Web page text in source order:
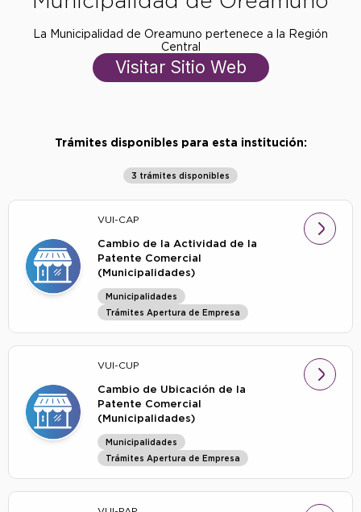
La Municipalidad de Oreamuno pertenece a la Región
Central
Visitar Sitio Web
Trámites disponibles para esta institución:
3 trámites disponibles
VUI-CAP
Cambio de la Actividad de la
Patente Comercial
(Municipalidades)
Municipalidades
Trámites Apertura de Empresa
VUI-CUP
Cambio de Ubicación de la
Patente Comercial
(Municipalidades)
Municipalidades
Trámites Apertura de Empresa